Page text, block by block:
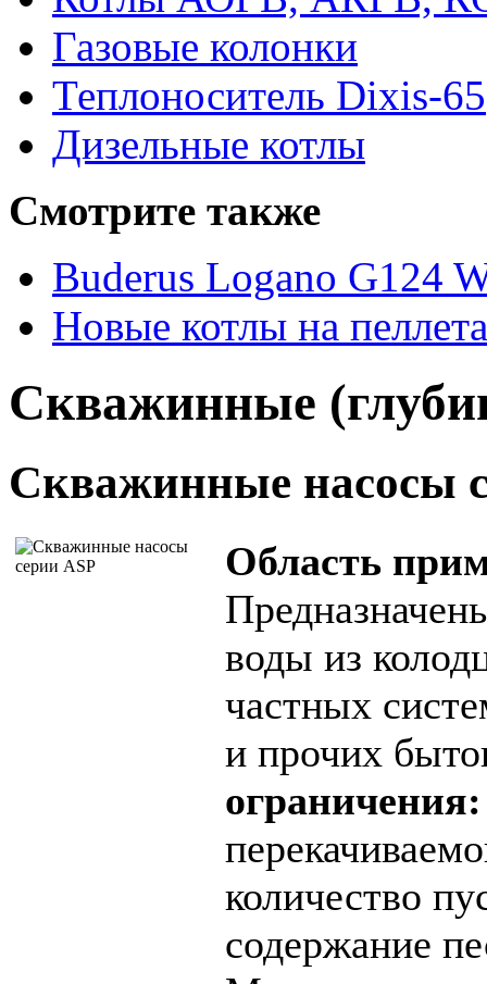
Газовые колонки
Теплоноситель Dixis-65
Дизельные котлы
Смотрите также
Buderus Logano G124
Новые котлы на
Скважинные
Скважинные насосы
Область
воды из
частных
и прочих
ограничения:
количество
содержание